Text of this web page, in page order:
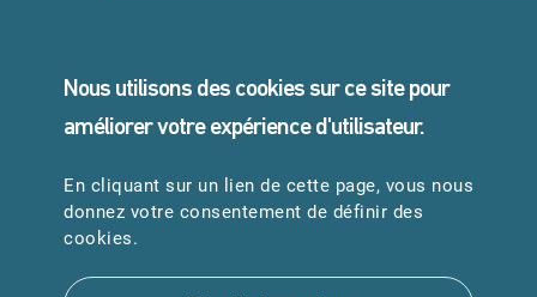
05 45 24 40 40
URGENCES
Samu : 15
Pompiers : 18
Nous utilisons des cookies sur ce site pour
améliorer votre expérience d'utilisateur.
En cliquant sur un lien de cette page, vous nous
donnez votre consentement de définir des
cookies.